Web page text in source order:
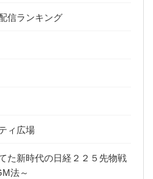
信ランキング
ィ広場
た新時代の日経２２５先物戦
法～